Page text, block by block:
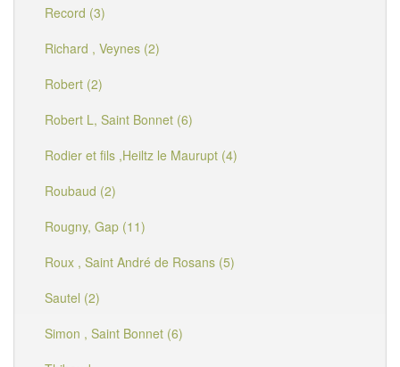
Record (3)
Richard , Veynes (2)
Robert (2)
Robert L, Saint Bonnet (6)
Rodier et fils ,Heiltz le Maurupt (4)
Roubaud (2)
Rougny, Gap (11)
Roux , Saint André de Rosans (5)
Sautel (2)
Simon , Saint Bonnet (6)